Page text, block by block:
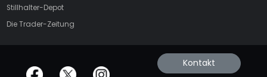
Stillhalter-Depot
Die Trader-Zeitung
offizielle Social Media-Accounts Kontakt